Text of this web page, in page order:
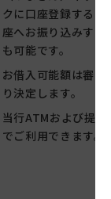
クに口座登録すると
座へお振り込みする
も可能です。
お借入可能額は審査
り決定します。
当行ATMおよび提携
でご利用できます。